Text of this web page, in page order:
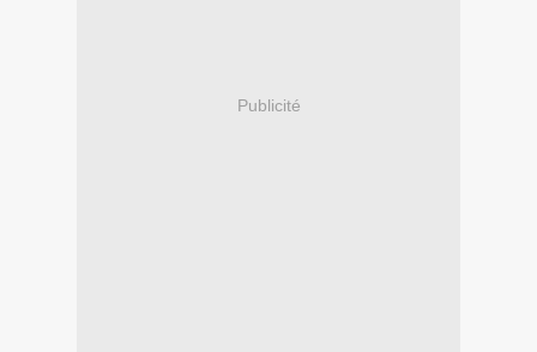
Publicité